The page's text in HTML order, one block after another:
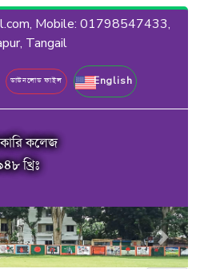
Mobile: 01798547433,
Tangail
ডাউনলোড ফাইল English
কলেজ
খ্রিঃ
Next